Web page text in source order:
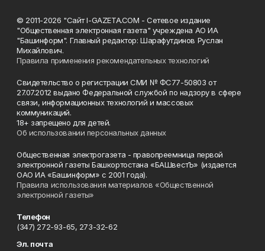
© 2011-2026 "Сайт I-GAZETA.COM - Сетевое издание
"Общественная электронная газета" учреждена АО ИА
"Башинформ". Главный редактор: Шарафутдинов Руслан
Михайлович.
Правила применения рекомендательных технологий
Свидетельство о регистрации СМИ № ФС77-50803 от
27.07.2012 выдано Федеральной службой по надзору в сфере
связи, информационных технологий и массовых
коммуникаций.
18+ запрещено для детей.
Об использовании персональных данных
Общественная электрогазета - правопреемница первой
электронной газеты Башкортостана «БАШвестЪ» (издается
ОАО ИА «Башинформ» с 2001 года).
Правила использования материалов «Общественной
электронной газеты»
Телефон
(347) 272-93-65, 273-32-62
Эл. почта